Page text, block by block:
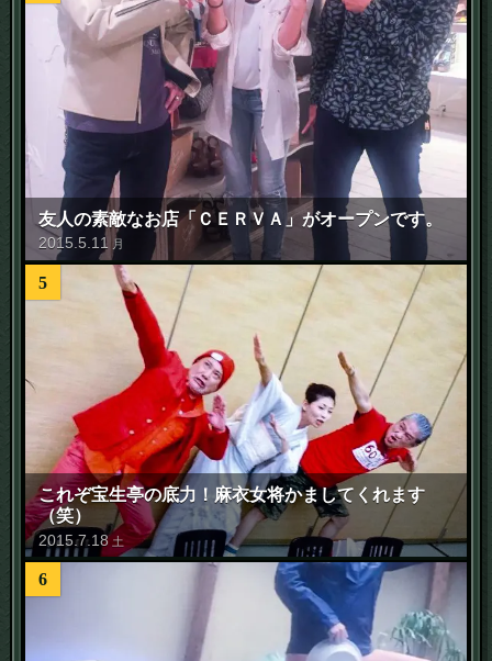
友人の素敵なお店「ＣＥＲＶＡ」がオープンです。
2015.5.11 月
5
これぞ宝生亭の底力！麻衣女将かましてくれます
（笑）
2015.7. 18 土
6